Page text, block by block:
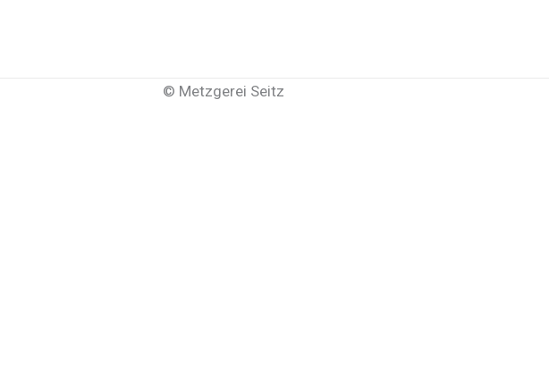
© Metzgerei Seitz